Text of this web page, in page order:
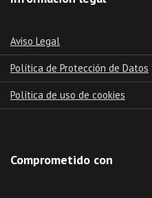
Aviso Legal
Política de Protección de Datos
Política de uso de cookies
Comprometido con